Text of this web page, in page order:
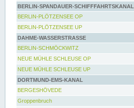
BERLIN-SPANDAUER-SCHIFFFAHRTSKANAL
BERLIN-PLÖTZENSEE OP
BERLIN-PLÖTZENSEE UP
DAHME-WASSERSTRASSE
BERLIN-SCHMÖCKWITZ
NEUE MÜHLE SCHLEUSE OP
NEUE MÜHLE SCHLEUSE UP
DORTMUND-EMS-KANAL
BERGESHÖVEDE
Groppenbruch